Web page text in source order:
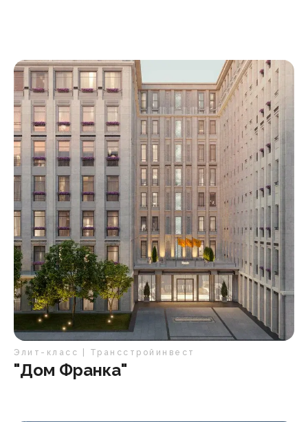
Элит-класс | Трансстройинвест
"Дом Франка"